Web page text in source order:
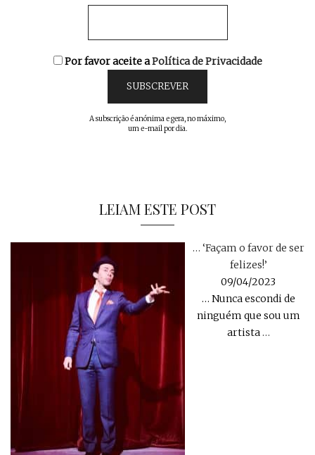
Por favor aceite aPolítica de Privacidade
A subscrição é anónima e gera, no máximo,
um e-mail por dia.
LEIAM ESTE POST
… ‘Façam o favor de ser
felizes!’
09/04/2023
… Nunca escondi de
ninguém que sou um
artista …